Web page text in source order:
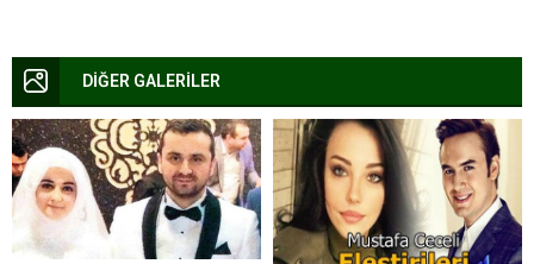
DİĞER GALERİLER